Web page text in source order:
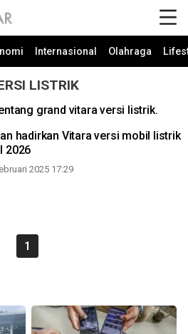
Internasional Olahraga
LISTRIK
grand vitara versi listrik.
hadirkan Vitara versi mobil listrik
2026
2025 17:29
1